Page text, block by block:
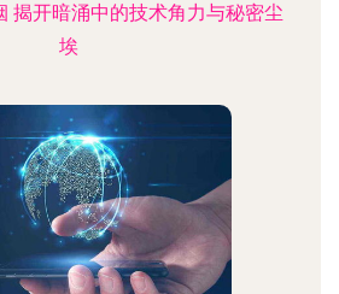
揭开暗涌中的技术角力与秘密尘
埃